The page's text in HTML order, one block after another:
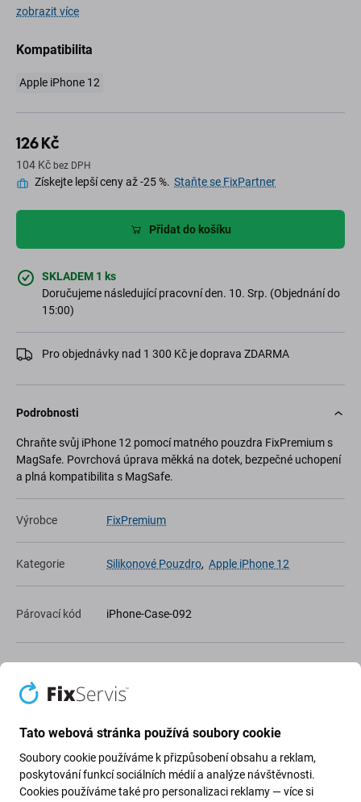
zobrazit více
Kompatibilita
Apple iPhone 12
126 Kč
104 Kč bez DPH
Získejte lepší ceny až -25 %. Staňte se FixPartner
Přidat do košíku
SKLADEM 1 ks
Doručujeme následující pracovní den. 10. Srp. (Objednání do
15:00)
Pro objednávky nad 1 300 Kč je doprava ZDARMA
Podrobnosti
Chraňte svůj iPhone 12 pomocí matného pouzdra FixPremium s
MagSafe. Povrchová úprava měkká na dotek, bezpečné uchopení
a plná kompatibilita s MagSafe.
Výrobce FixPremium
Kategorie Silikonové Pouzdro, Apple iPhone 12
Párovací kód iPhone-Case-092
Přidat do wishlistu
Zdílet
Hlídat
Tato webová stránka používá soubory cookie
Soubory cookie používáme k přizpůsobení obsahu a reklam,
poskytování funkcí sociálních médií a analýze návštěvnosti.
Cookies používáme také pro personalizaci reklamy — více si